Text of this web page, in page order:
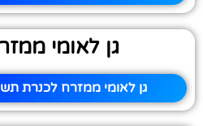
גן לאומי
גן לאומי ממזרח לכנרת